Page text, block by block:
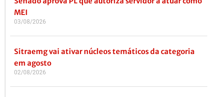
MEI
03/08/2026
Sitraemg vai ativar núcleos temáticos da categoria
em agosto
02/08/2026